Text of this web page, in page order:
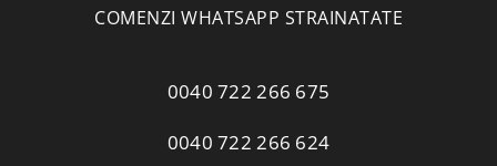
COMENZI WHATSAPP STRAINATATE
0040 722 266 675
0040 722 266 624